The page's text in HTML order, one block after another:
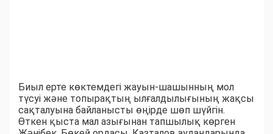
Биыл ерте көктемдегі жауын-шашынның мол
түсуі және топырақтың ылғалдылығының жақсы
сақталуына байланысты өңірде шөп шүйгін.
Өткен қыста мал азығынан тапшылық көрген